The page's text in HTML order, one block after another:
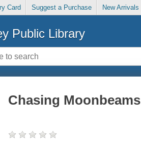
Card Suggest a Purchase New Arrivals
Public Library
Chasing Moonbeams